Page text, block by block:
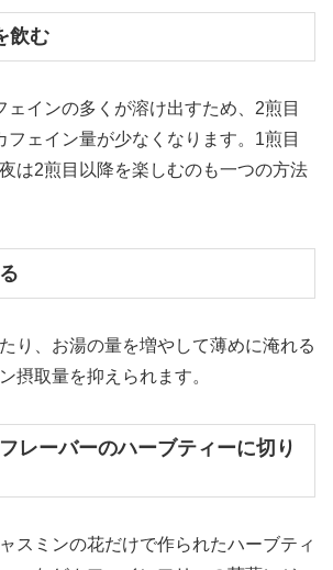
飲む
ェインの多くが溶け出すため、2煎目
フェイン量が少なくなります。1煎目
は2煎目以降を楽しむのも一つの方法
り、お湯の量を増やして薄めに淹れる
摂取量を抑えられます。
レーバーのハーブティーに切り
スミンの花だけで作られたハーブティ